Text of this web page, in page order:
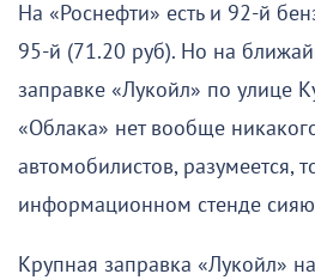
На «Роснефти» есть и 92-й
95-й (71.20 руб). Но на
заправке «Лукойл» по улице
«Облака» нет вообще
автомобилистов, разумеется,
информационном стенде
Крупная заправка «Лукойл»